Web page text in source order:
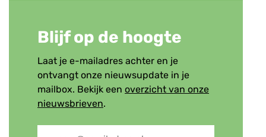
Blijf op de hoogte
Laat je e-mailadres achter en je
ontvangt onze nieuwsupdate in je
mailbox. Bekijk een overzicht van onze
nieuwsbrieven.